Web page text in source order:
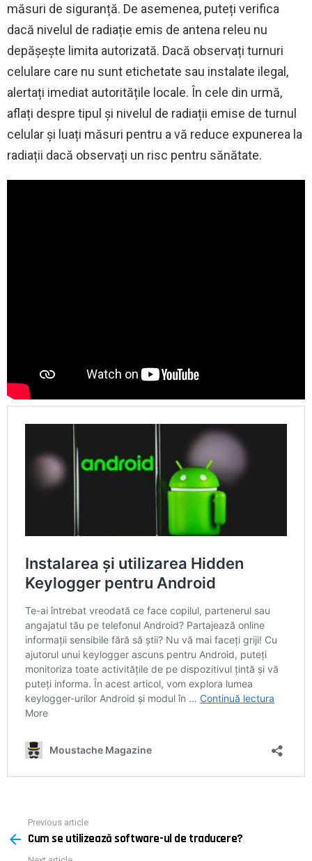
măsuri de siguranță. De asemenea, puteți verifica
dacă nivelul de radiație emis de antena releu nu
depășește limita autorizată. Dacă observați turnuri
celulare care nu sunt etichetate sau instalate ilegal,
alertați imediat autoritățile locale. În cele din urmă,
aflați despre tipul și nivelul de radiații emise de turnul
celular și luați măsuri pentru a vă reduce expunerea la
radiații dacă observați un risc pentru sănătate.
more
Previous article
Cum se utilizează software-ul de traducere?